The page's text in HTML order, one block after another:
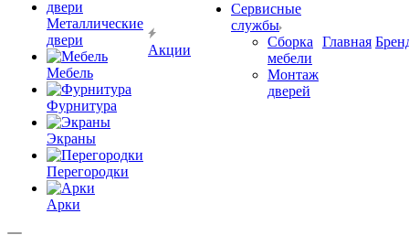
Металлические
двери
Мебель
Фурнитура
Экраны
Перегородки
Арки
Акции
Сервисные
службы
Сборка
мебели
Монтаж
дверей
Главная